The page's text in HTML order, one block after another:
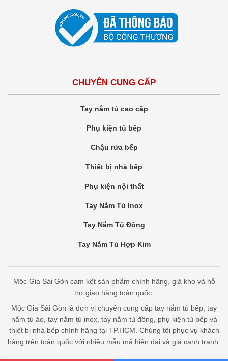
CHUYÊN CUNG CẤP
Tay nắm tủ cao cấp
Phụ kiện tủ bếp
Chậu rửa bếp
Thiết bị nhà bếp
Phụ kiện nội thất
Tay Nắm Tủ Inox
Tay Nắm Tủ Đồng
Tay Nắm Tủ Hợp Kim
Mộc Gia Sài Gòn cam kết sản phẩm chính hãng, giá kho và hỗ
trợ giao hàng toàn quốc.
Mộc Gia Sài Gòn là đơn vị chuyên cung cấp tay nắm tủ bếp, tay
nắm tủ áo, tay nắm tủ inox, tay nắm tủ đồng, phụ kiện tủ bếp và
thiết bị nhà bếp chính hãng tại TP.HCM. Chúng tôi phục vụ khách
hàng trên toàn quốc với nhiều mẫu mã hiện đại và giá cạnh tranh.